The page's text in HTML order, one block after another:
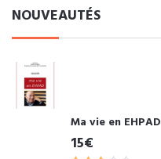
NOUVEAUTÉS
Ma vie en EHPAD
15€